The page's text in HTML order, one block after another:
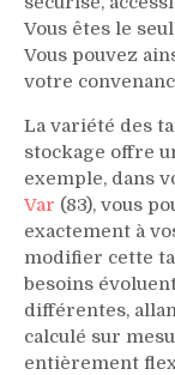
Vous êtes le
Vous pouvez
votre
La variété des
stockage offre
exemple, dans
Var (83), vous
exactement à
modifier cette
besoins
différentes,
calculé sur
entièrement